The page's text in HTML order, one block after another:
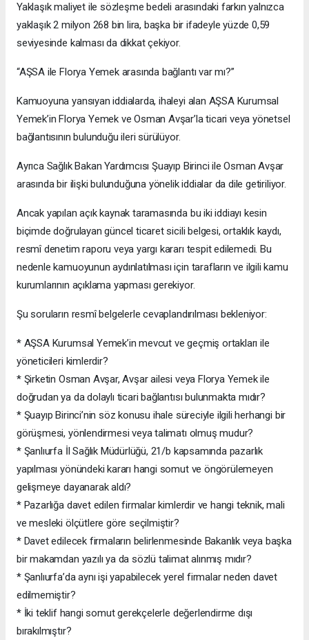
Yaklaşık maliyet ile sözleşme bedeli arasındaki farkın yalnızca
yaklaşık 2 milyon 268 bin lira, başka bir ifadeyle yüzde 0,59
seviyesinde kalması da dikkat çekiyor.
“AŞSA ile Florya Yemek arasında bağlantı var mı?”
Kamuoyuna yansıyan iddialarda, ihaleyi alan AŞSA Kurumsal
Yemek’in Florya Yemek ve Osman Avşar’la ticari veya yönetsel
bağlantısının bulunduğu ileri sürülüyor.
Ayrıca Sağlık Bakan Yardımcısı Şuayıp Birinci ile Osman Avşar
arasında bir ilişki bulunduğuna yönelik iddialar da dile getiriliyor.
Ancak yapılan açık kaynak taramasında bu iki iddiayı kesin
biçimde doğrulayan güncel ticaret sicili belgesi, ortaklık kaydı,
resmî denetim raporu veya yargı kararı tespit edilemedi. Bu
nedenle kamuoyunun aydınlatılması için tarafların ve ilgili kamu
kurumlarının açıklama yapması gerekiyor.
Şu soruların resmî belgelerle cevaplandırılması bekleniyor:
* AŞSA Kurumsal Yemek’in mevcut ve geçmiş ortakları ile
yöneticileri kimlerdir?
* Şirketin Osman Avşar, Avşar ailesi veya Florya Yemek ile
doğrudan ya da dolaylı ticari bağlantısı bulunmakta mıdır?
* Şuayıp Birinci’nin söz konusu ihale süreciyle ilgili herhangi bir
görüşmesi, yönlendirmesi veya talimatı olmuş mudur?
* Şanlıurfa İl Sağlık Müdürlüğü, 21/b kapsamında pazarlık
yapılması yönündeki kararı hangi somut ve öngörülemeyen
gelişmeye dayanarak aldı?
* Pazarlığa davet edilen firmalar kimlerdir ve hangi teknik, mali
ve mesleki ölçütlere göre seçilmiştir?
* Davet edilecek firmaların belirlenmesinde Bakanlık veya başka
bir makamdan yazılı ya da sözlü talimat alınmış mıdır?
* Şanlıurfa’da aynı işi yapabilecek yerel firmalar neden davet
edilmemiştir?
* İki teklif hangi somut gerekçelerle değerlendirme dışı
bırakılmıştır?